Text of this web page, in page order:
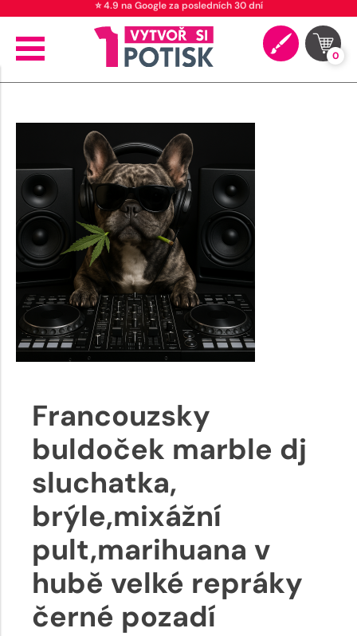
⭐ 4.9 na Google za posledních 30 dní
0
Francouzsky
buldoček marble dj
sluchatka,
brýle,mixážní
pult,marihuana v
hubě velké repráky
černé pozadí